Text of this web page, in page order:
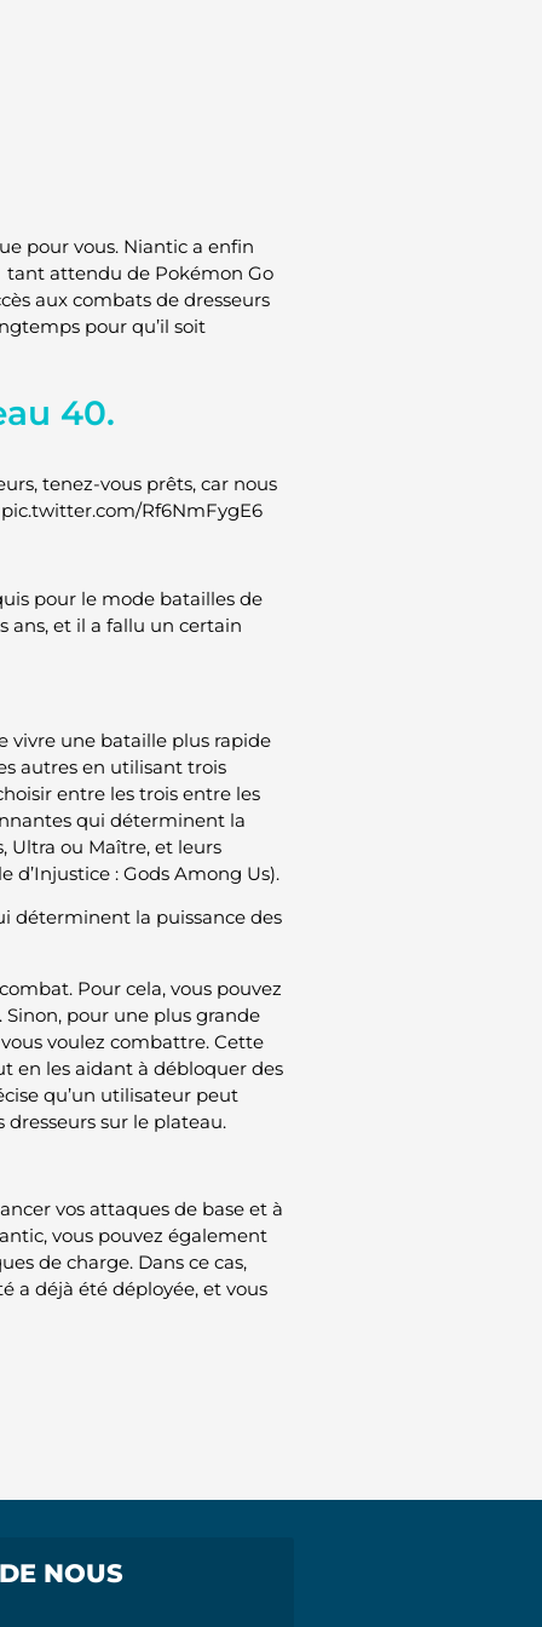
pour vous. Niantic a enfin
tant attendu de Pokémon Go
aux combats de dresseurs
pour qu’il soit
40.
tenez-vous prêts, car nous
Rf6NmFygE6
pour le mode batailles de
ans, et il a fallu un certain
vivre une bataille plus rapide
autres en utilisant trois
entre les trois entre les
qui déterminent la
Ultra ou Maître, et leurs
d’Injustice : Gods Among Us).
déterminent la puissance des
Pour cela, vous pouvez
pour une plus grande
voulez combattre. Cette
en les aidant à débloquer des
qu’un utilisateur peut
sur le plateau.
vos attaques de base et à
vous pouvez également
de charge. Dans ce cas,
a déjà été déployée, et vous
NOUS